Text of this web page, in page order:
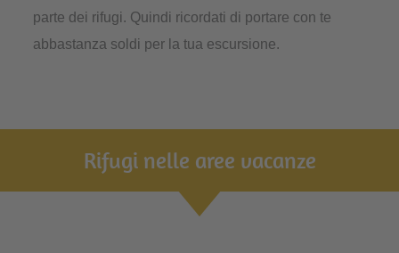
parte dei rifugi. Quindi ricordati di portare con te
abbastanza soldi per la tua escursione.
Rifugi nelle aree vacanze